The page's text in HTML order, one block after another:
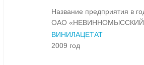
Название предприятия в
ОАО «НЕВИННОМЫССКИЙ
ВИНИЛАЦЕТАТ
2009 год